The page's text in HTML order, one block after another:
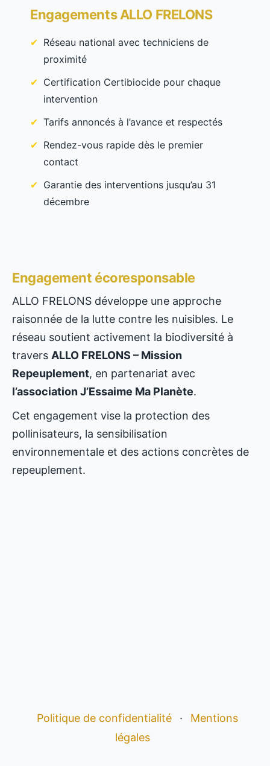
Engagements ALLO FRELONS
Réseau national avec techniciens de
proximité
Certification Certibiocide pour chaque
intervention
Tarifs annoncés à l’avance et respectés
Rendez-vous rapide dès le premier
contact
Garantie des interventions jusqu’au 31
décembre
Engagement écoresponsable
ALLO FRELONS développe une approche
raisonnée de la lutte contre les nuisibles. Le
réseau soutient activement la biodiversité à
travers ALLO FRELONS – Mission
Repeuplement, en partenariat avec
l’association J’Essaime Ma Planète.
Cet engagement vise la protection des
pollinisateurs, la sensibilisation
environnementale et des actions concrètes de
repeuplement.
Politique de confidentialité ·
Mentions
légales